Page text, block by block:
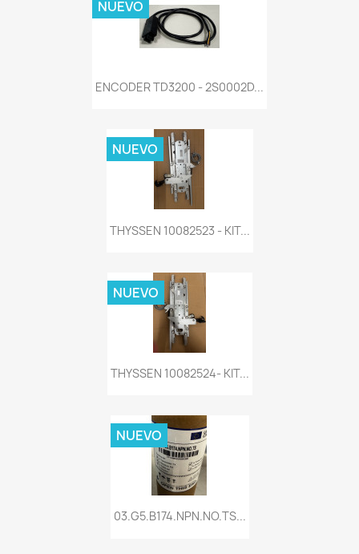
ENCODER TD3200 - 2S0002D...
NUEVO
THYSSEN 10082523 - KIT...
NUEVO
THYSSEN 10082524- KIT...
NUEVO
03.G5.B174.NPN.NO.TS...
NUEVO